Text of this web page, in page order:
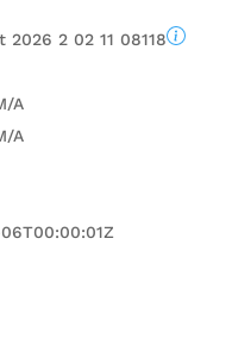
2026 2 02 11 08118
A
A